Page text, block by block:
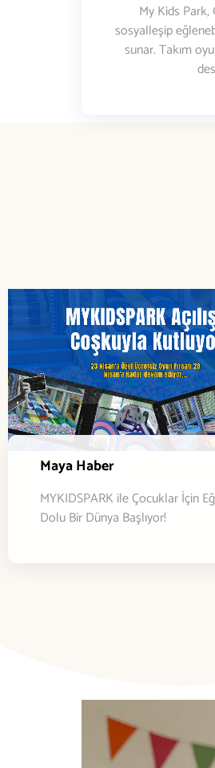
My Kids Park,
sosyalleşip
sunar. Takım
Maya Haber
MYKIDSPARK ile Çocuklar İçin
Dolu Bir Dünya Başlıyor!